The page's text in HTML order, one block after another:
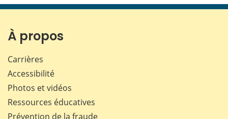
page page page page
À propos
Carrières
Accessibilité
Photos et vidéos
Ressources éducatives
Prévention de la fraude